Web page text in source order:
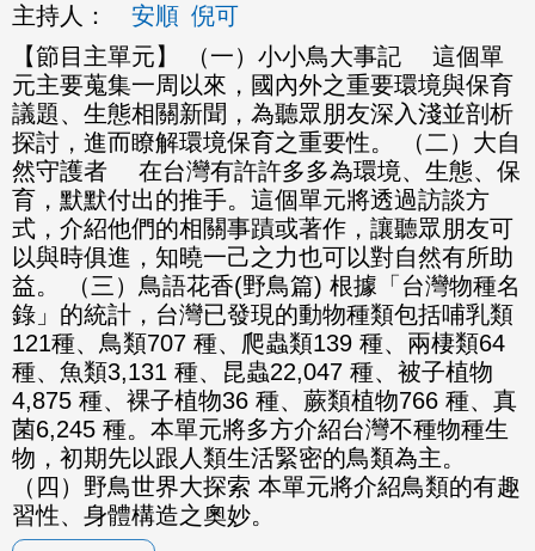
主持人：
安順 倪可
【節目主單元】 （一）小小鳥大事記 這個單
元主要蒐集一周以來，國內外之重要環境與保育
議題、生態相關新聞，為聽眾朋友深入淺並剖析
探討，進而瞭解環境保育之重要性。 （二）大自
然守護者 在台灣有許許多多為環境、生態、保
育，默默付出的推手。這個單元將透過訪談方
式，介紹他們的相關事蹟或著作，讓聽眾朋友可
以與時俱進，知曉一己之力也可以對自然有所助
益。 （三）鳥語花香(野鳥篇) 根據「台灣物種名
錄」的統計，台灣已發現的動物種類包括哺乳類
121種、鳥類707 種、爬蟲類139 種、兩棲類64
種、魚類3,131 種、昆蟲22,047 種、被子植物
4,875 種、裸子植物36 種、蕨類植物766 種、真
菌6,245 種。本單元將多方介紹台灣不種物種生
物，初期先以跟人類生活緊密的鳥類為主。
（四）野鳥世界大探索 本單元將介紹鳥類的有趣
習性、身體構造之奧妙。